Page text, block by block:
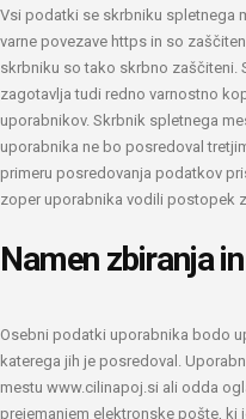
Vsi podatki se skrbniku spletnega
varne povezave https in so
skrbniku so tako skrbno zaščiteni.
zagotavlja tudi redno varnostno
uporabnikov. Skrbnik spletnega
uporabnika ne bo posredoval
primeru posredovanja podatkov p
zoper uporabnika vodili postopek
Namen zbiranja
Osebni podatki uporabnika bodo
katerega jih je posredoval.
mestu www.cilinapoj.si ali odda
prejemanjem elektronske pošte, ki